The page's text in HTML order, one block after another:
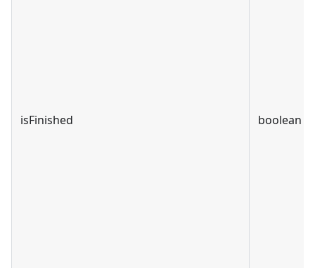
isFinished boolean